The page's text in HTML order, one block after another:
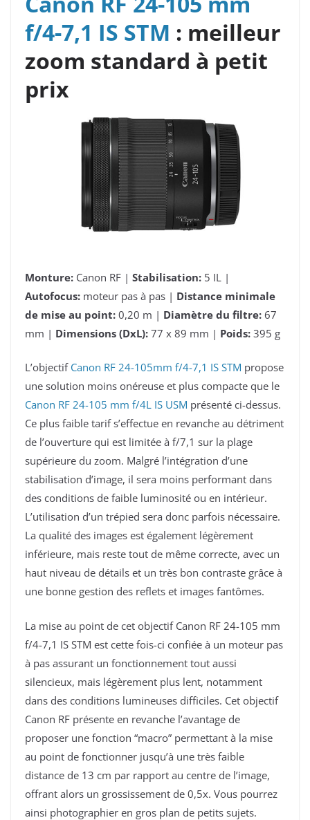
f/4-7,1 IS STM : meilleur
zoom standard à petit
prix
Monture: Canon RF | Stabilisation: 5 IL |
Autofocus: moteur pas à pas | Distance minimale
de mise au point: 0,20 m | Diamètre du filtre: 67
mm | Dimensions (DxL): 77 x 89 mm | Poids: 395 g
L’objectif Canon RF 24-105mm f/4-7,1 IS STM propose
une solution moins onéreuse et plus compacte que le
Canon RF 24-105 mm f/4L IS USM présenté ci-dessus.
Ce plus faible tarif s’effectue en revanche au détriment
de l’ouverture qui est limitée à f/7,1 sur la plage
supérieure du zoom. Malgré l’intégration d’une
stabilisation d’image, il sera moins performant dans
des conditions de faible luminosité ou en intérieur.
L’utilisation d’un trépied sera donc parfois nécessaire.
La qualité des images est également légèrement
inférieure, mais reste tout de même correcte, avec un
haut niveau de détails et un très bon contraste grâce à
une bonne gestion des reflets et images fantômes.
La mise au point de cet objectif Canon RF 24-105 mm
f/4-7,1 IS STM est cette fois-ci confiée à un moteur pas
à pas assurant un fonctionnement tout aussi
silencieux, mais légèrement plus lent, notamment
dans des conditions lumineuses difficiles. Cet objectif
Canon RF présente en revanche l’avantage de
proposer une fonction “macro” permettant à la mise
au point de fonctionner jusqu’à une très faible
distance de 13 cm par rapport au centre de l’image,
offrant alors un grossissement de 0,5x. Vous pourrez
ainsi photographier en gros plan de petits sujets.